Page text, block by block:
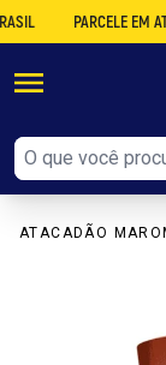
PARCELE EM ATÉ 2X
ATACADÃO